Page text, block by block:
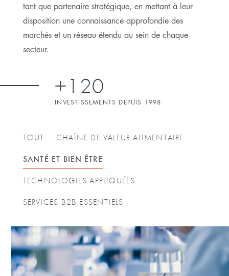
tant que partenaire stratégique, en mettant à leur
disposition une connaissance approfondie des
marchés et un réseau étendu au sein de chaque
secteur.
+120
INVESTISSEMENTS DEPUIS 1998
TOUT CHAÎNE DE VALEUR ALIMENTAIRE
SANTÉ ET BIEN-ÊTRE
TECHNOLOGIES APPLIQUÉES
SERVICES B2B ESSENTIELS